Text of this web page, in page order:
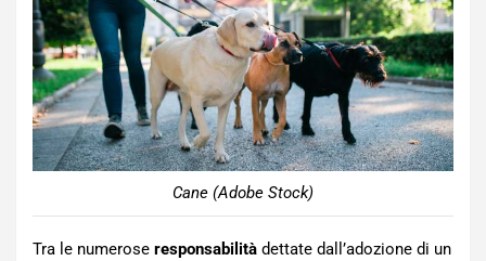
Cane (Adobe Stock)
Tra le numerose responsabilità dettate dall’adozione di un